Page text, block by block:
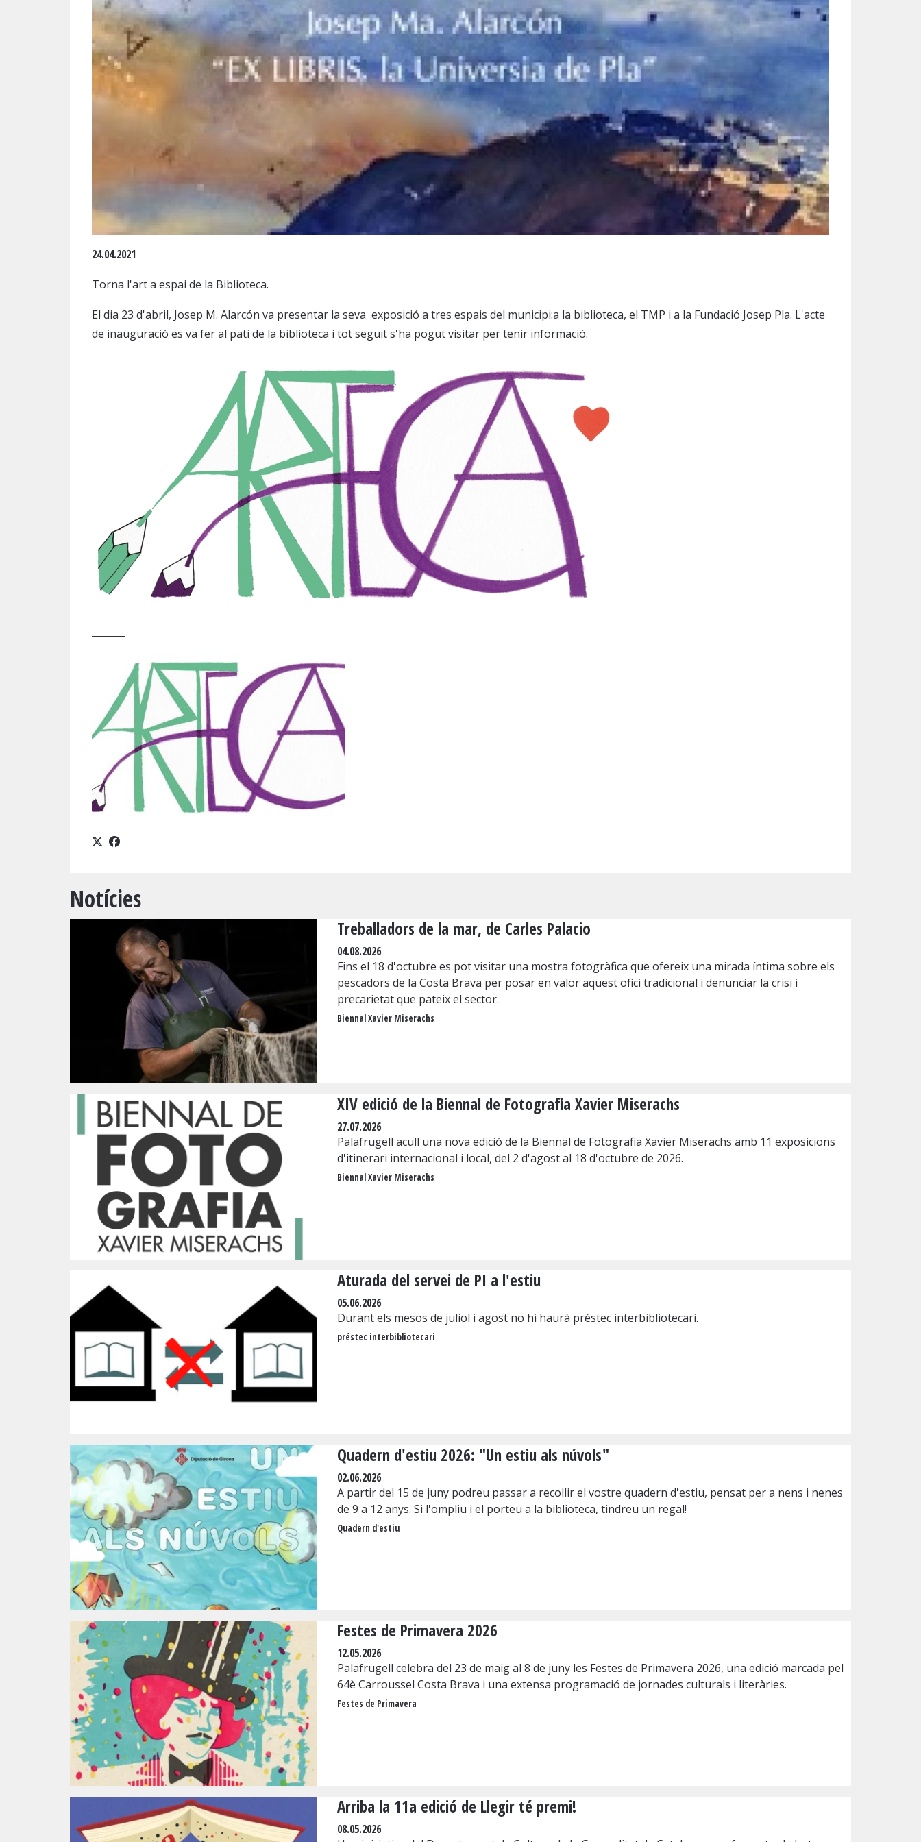
24.04.2021
Torna l'art a espai de la Biblioteca.
El dia 23 d'abril, Josep M. Alarcón va presentar la seva exposició a tres espais del municipi:a la biblioteca, el TMP i a la Fundació Josep Pla. L'acte
de inauguració es va fer al pati de la biblioteca i tot seguit s'ha pogut visitar per tenir informació.
Notícies
Treballadors de la mar, de Carles Palacio
04.08.2026
Fins el 18 d'octubre es pot visitar una mostra fotogràfica que ofereix una mirada íntima sobre els
pescadors de la Costa Brava per posar en valor aquest ofici tradicional i denunciar la crisi i
precarietat que pateix el sector.
Biennal Xavier Miserachs
XIV edició de la Biennal de Fotografia Xavier Miserachs
27.07.2026
Palafrugell acull una nova edició de la Biennal de Fotografia Xavier Miserachs amb 11 exposicions
d'itinerari internacional i local, del 2 d'agost al 18 d'octubre de 2026.
Biennal Xavier Miserachs
Aturada del servei de PI a l'estiu
05.06.2026
Durant els mesos de juliol i agost no hi haurà préstec interbibliotecari.
préstec interbibliotecari
Quadern d'estiu 2026: "Un estiu als núvols"
02.06.2026
A partir del 15 de juny podreu passar a recollir el vostre quadern d'estiu, pensat per a nens i nenes
de 9 a 12 anys. Si l'ompliu i el porteu a la biblioteca, tindreu un regal!
Quadern d'estiu
Festes de Primavera 2026
12.05.2026
Palafrugell celebra del 23 de maig al 8 de juny les Festes de Primavera 2026, una edició marcada pel
64è Carroussel Costa Brava i una extensa programació de jornades culturals i literàries.
Festes de Primavera
Arriba la 11a edició de Llegir té premi!
08.05.2026